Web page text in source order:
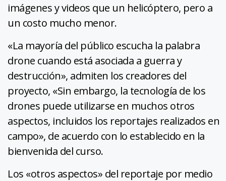
imágenes y videos que un helicóptero, pero a
un costo mucho menor.
«La mayoría del público escucha la palabra
drone cuando está asociada a guerra y
destrucción», admiten los creadores del
proyecto, «Sin embargo, la tecnología de los
drones puede utilizarse en muchos otros
aspectos, incluidos los reportajes realizados en
campo», de acuerdo con lo establecido en la
bienvenida del curso.
Los «otros aspectos» del reportaje por medio